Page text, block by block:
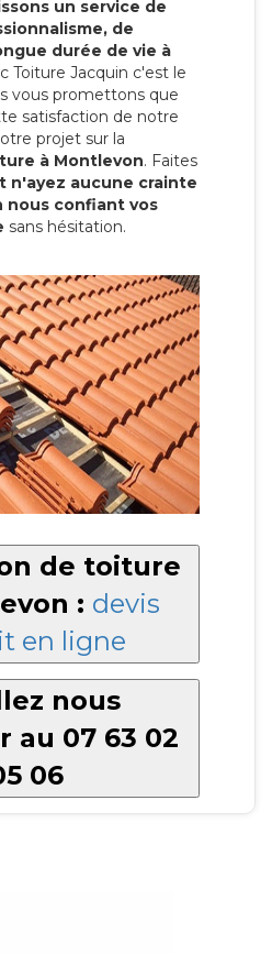
un service de
de
durée de vie à
Toiture Jacquin c'est le
vous promettons que
satisfaction de notre
projet sur la
à Montlevon. Faites
n'ayez aucune crainte
nous confiant vos
sans hésitation.
de toiture
: devis
en ligne
nous
au 07 63 02
06